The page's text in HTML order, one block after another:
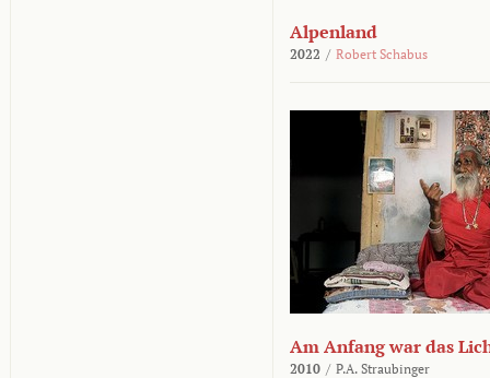
Alpenland
2022 / Robert Schabus
Am Anfang war das
2010 / P.A. Straubinger